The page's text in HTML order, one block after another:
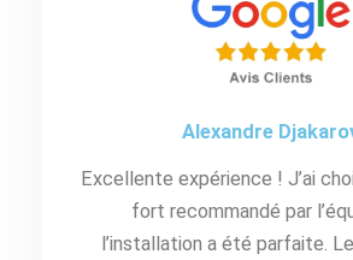
Alexandre
Excellente expérience ! J’ai
fort recommandé par
l’installation a été parfaite.